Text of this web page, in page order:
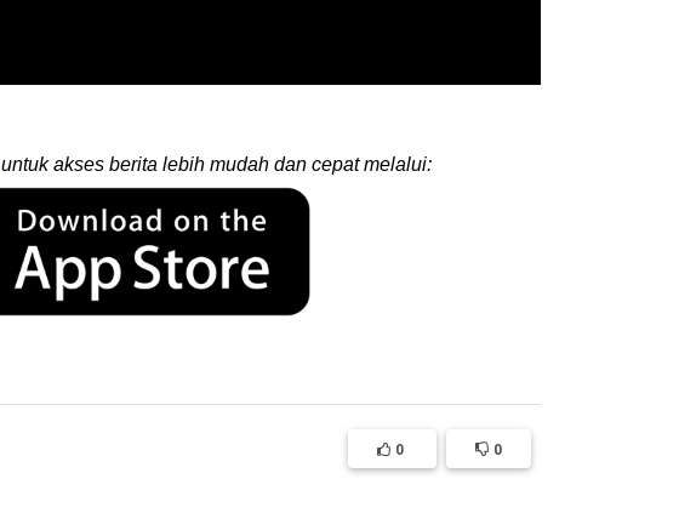
untuk akses berita lebih mudah dan cepat melalui:
0 0